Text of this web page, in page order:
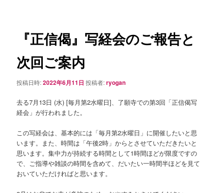
ョ
ン
『正信偈』写経会のご報告と
次回ご案内
投稿日時:2022年6月11日 投稿者:ryogan
去る7月13日 (水) [毎月第2水曜日]、了願寺での第3回「正信偈写
経会」が行われました。
この写経会は、基本的には「毎月第2水曜日」に開催したいと思
います。また、時間は「午後2時」からとさせていただきたいと
思います。集中力が持続する時間として1時間ほどが限度ですの
で、ご指導や雑談の時間を含めて、だいたい一時間半ほどを見て
おいていただければと思います。